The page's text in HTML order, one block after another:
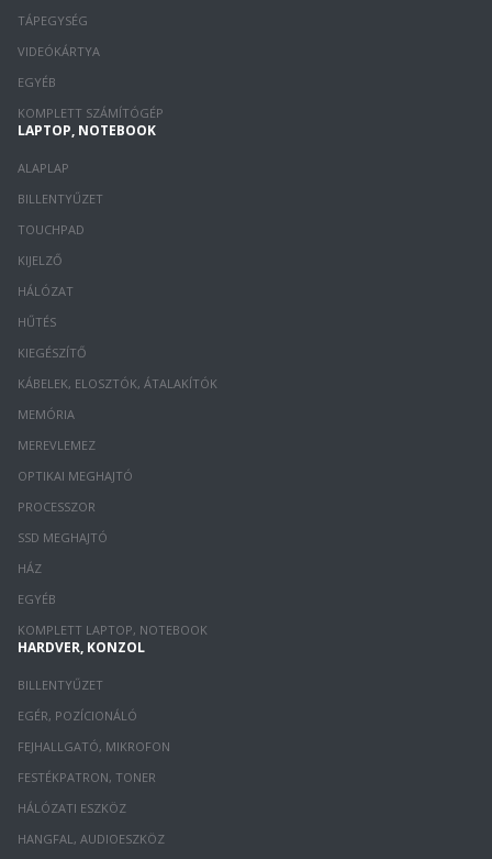
TÁPEGYSÉG
VIDEÓKÁRTYA
EGYÉB
KOMPLETT SZÁMÍTÓGÉP
LAPTOP, NOTEBOOK
ALAPLAP
BILLENTYŰZET
TOUCHPAD
KIJELZŐ
HÁLÓZAT
HŰTÉS
KIEGÉSZÍTŐ
KÁBELEK, ELOSZTÓK, ÁTALAKÍTÓK
MEMÓRIA
MEREVLEMEZ
OPTIKAI MEGHAJTÓ
PROCESSZOR
SSD MEGHAJTÓ
HÁZ
EGYÉB
KOMPLETT LAPTOP, NOTEBOOK
HARDVER, KONZOL
BILLENTYŰZET
EGÉR, POZÍCIONÁLÓ
FEJHALLGATÓ, MIKROFON
FESTÉKPATRON, TONER
HÁLÓZATI ESZKÖZ
HANGFAL, AUDIOESZKÖZ